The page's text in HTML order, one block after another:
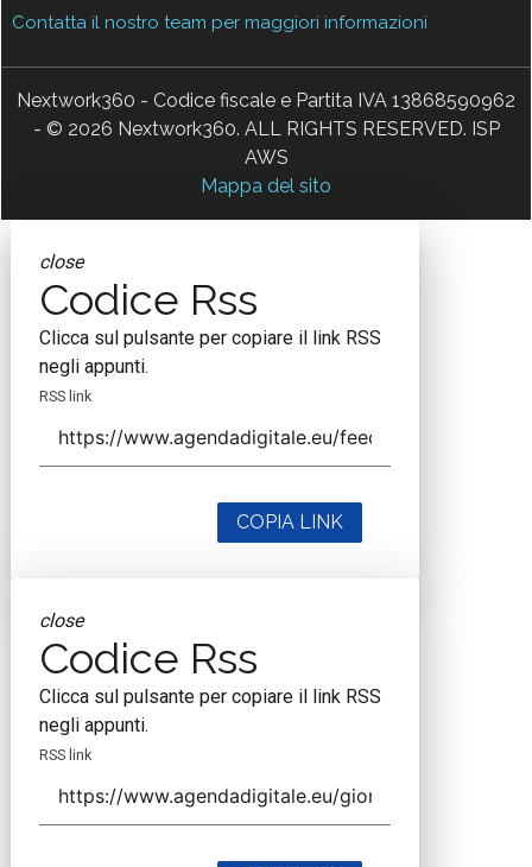
Contatta il nostro team per maggiori informazioni
Nextwork360 - Codice fiscale e Partita IVA 13868590962
- © 2026 Nextwork360. ALL RIGHTS RESERVED. ISP
AWS
Mappa del sito
close
Codice Rss
Clicca sul pulsante per copiare il link RSS
negli appunti.
RSS link
COPIA LINK
close
Codice Rss
Clicca sul pulsante per copiare il link RSS
negli appunti.
RSS link